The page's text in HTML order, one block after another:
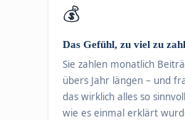
💰
Das Gefühl, zu viel zu
Sie zahlen monatlich
übers Jahr längen – und
das wirklich alles so
wie es einmal erklärt